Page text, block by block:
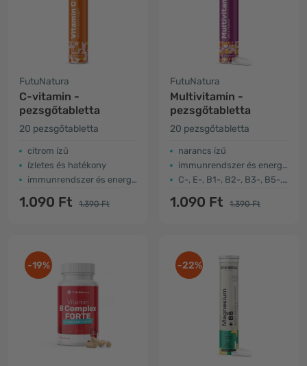
FutuNatura
C-vitamin -
pezsgőtabletta
20 pezsgőtabletta
citrom ízű
ízletes és hatékony
immunrendszer és energia
1.090 Ft 1.390 Ft
FutuNatura
Multivitamin -
pezsgőtabletta
20 pezsgőtabletta
narancs ízű
immunrendszer és energia
C-, E-, B1-, B2-, B3-, B5-, B6- és B12-vitaminokkal
1.090 Ft 1.390 Ft
-19% -22%